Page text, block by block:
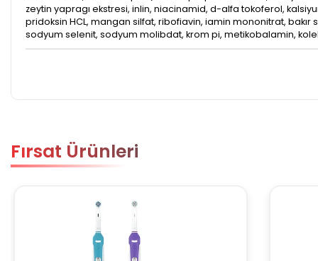
zeytin yapragı ekstresi, inlin, niacinamid, d-alfa tokoferol,
pridoksin HCL, mangan silfat, ribofiavin, iamin mononitrat,
sodyum selenit, sodyum molibdat, krom pi, metikobalamin,
Fırsat Ürünleri